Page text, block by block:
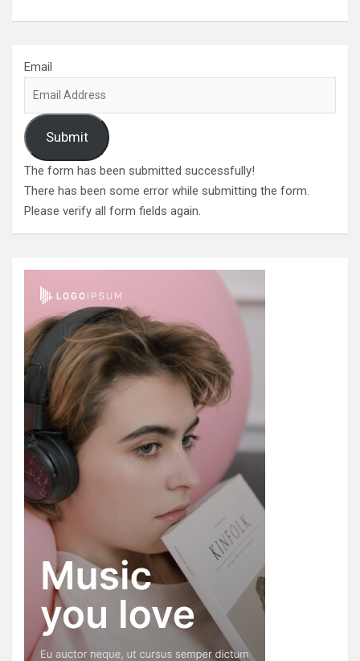
Email
Submit
The form has been submitted successfully!
There has been some error while submitting the form.
Please verify all form fields again.